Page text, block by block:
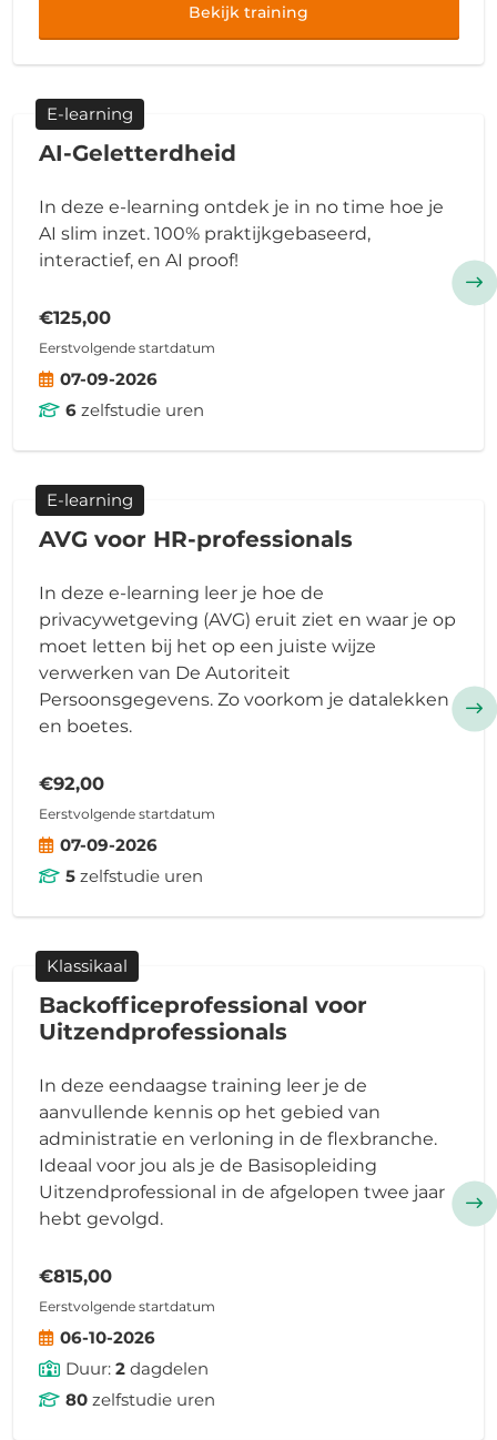
Bekijk training
E-learning
AI-Geletterdheid
In deze e-learning ontdek je in no time hoe je
AI slim inzet. 100% praktijkgebaseerd,
interactief, en AI proof!
€125,00
Eerstvolgende startdatum
07-09-2026
6zelfstudie uren
E-learning
AVG voor HR-professionals
In deze e-learning leer je hoe de
privacywetgeving (AVG) eruit ziet en waar je op
moet letten bij het op een juiste wijze
verwerken van De Autoriteit
Persoonsgegevens. Zo voorkom je datalekken
en boetes.
€92,00
Eerstvolgende startdatum
07-09-2026
5zelfstudie uren
Klassikaal
Backofficeprofessional voor
Uitzendprofessionals
In deze eendaagse training leer je de
aanvullende kennis op het gebied van
administratie en verloning in de flexbranche.
Ideaal voor jou als je de Basisopleiding
Uitzendprofessional in de afgelopen twee jaar
hebt gevolgd.
€815,00
Eerstvolgende startdatum
06-10-2026
Duur: 2dagdelen
80zelfstudie uren